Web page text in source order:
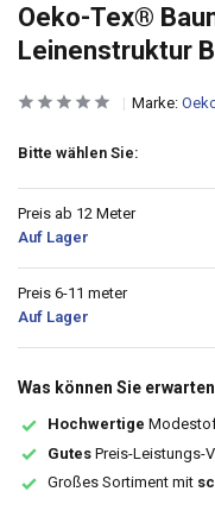
Oeko-Tex®
Leinenstruktur
Marke:
Bitte wählen Sie:
Preis ab 12 Meter
Auf Lager
Preis 6-11 meter
Auf Lager
Was können Sie
Hochwertige
Gutes Preis-Leistungs-
Großes Sortiment mit